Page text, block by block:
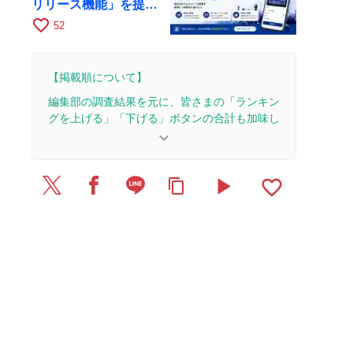
リリース機能」を提供
開始
favorite_border 52
【掲載順について】
編集部の調査結果を元に、皆さまの「ランキン
グを上げる」「下げる」ボタンの合計も加味し
2026/5/13：1本のレビューを追加・更新。
keyboard_arrow_down
content_copy play_arrow favorite_border